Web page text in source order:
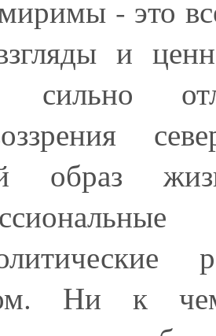
- это
и
сильно
образ
Ни к